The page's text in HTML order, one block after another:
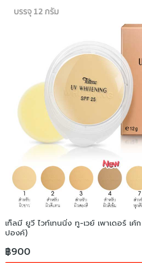
เท็ลมี ยูวี ไวท์เทนนิ่ง ทู-เวย์ เพาเดอร์ เ
ปองค์)
฿900